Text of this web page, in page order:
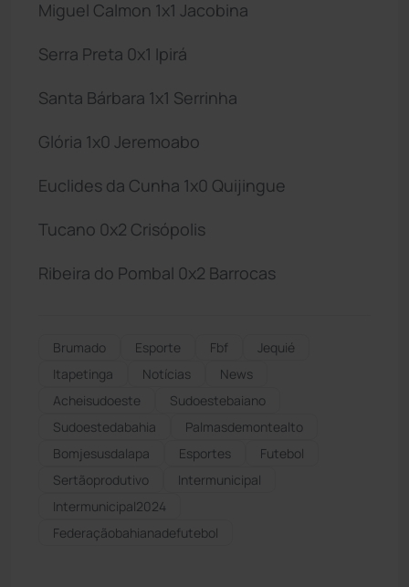
Miguel Calmon 1x1 Jacobina
Serra Preta 0x1 Ipirá
Santa Bárbara 1x1 Serrinha
Glória 1x0 Jeremoabo
Euclides da Cunha 1x0 Quijingue
Tucano 0x2 Crisópolis
Ribeira do Pombal 0x2 Barrocas
Brumado Esporte Fbf
Jequié
Itapetinga
Notícias
News
Acheisudoeste
Sudoestebaiano
Sudoestedabahia
Palmasdemontealto
Bomjesusdalapa
Esportes
Futebol
Sertãoprodutivo
Intermunicipal
Intermunicipal2024
Federaçãobahianadefutebol